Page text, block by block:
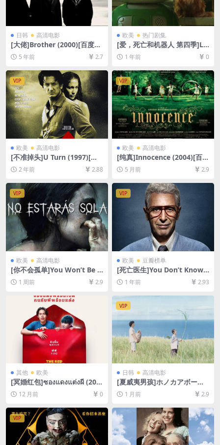
日韩 高清电影
[大佬]Brother (2000)[百度网
盘+迅雷云盘资源1080P超清
未删减][MP4/7.0GB][中英字
幕]
5 年前 2.7
欧美 热门剧集
[爱，死亡和机器人 第四季]Lo
ve, Death & Robots Season
4 (2025)[百度网盘+夸克网盘1
080P超清未删减资源][网盘在
线播放/下载][MP4/4.2GB][特
效中英字幕]
1 年前 0
VIP
欧美 高清电影
[不准掉头]U Turn (1997)[百
度网盘+夸克网盘1080P超清
未删减资源][网盘在线播放/下
载][MP4/8.3GB][中文字幕]
2 年前 2.88
VIP
欧美 高清电影
[纯真]Innocence (2004)[百度
网盘+夸克网盘1080P超清未
删减资源][网盘在线播放/下
载][MP4/7.7GB][中文字幕]
5 月前 2.9
VIP
欧美 高清电影
[你不会孤单]You Won’t Be A
lone (2022)[百度网盘+夸克网
盘1080P超清未删减资源][网
B][中文字幕]
1 周前 2.9
VIP
欧美 豆瓣榜单
[死亡医生]You Don’t Know J
ack (2010)[百度网盘+夸克网
盘1080P超清未删减资源][网
B][中英字幕]
1 年前 2.93
其他 欧美
[冥婚红包]ซองแดงแต่งผี (202
5)[百度网盘+夸克网盘1080P
超清未删减资源][网盘在线播
放/下载][MP4/7GB][中文字
幕]
12 月前 0
VIP
日韩 高清电影
[夏威夷男孩]ホノカアボーイ
(2009)[百度网盘+夸克网盘10
80P超清未删减资源][网盘在
线播放/下载][MP4/7GB][中文
字幕]
1 月前 2.9
VIP